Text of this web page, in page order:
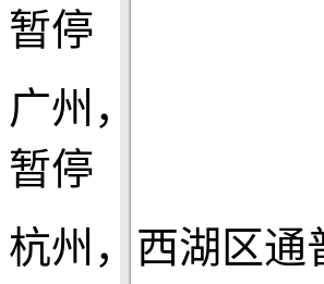
暂停
广州，
暂停
杭州，西湖区通